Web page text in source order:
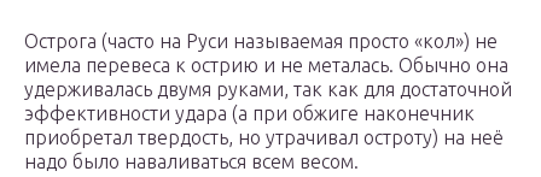
Острога (часто на Руси называемая просто «кол») не
имела перевеса к острию и не металась. Обычно она
удерживалась двумя руками, так как для достаточной
эффективности удара (а при обжиге наконечник
приобретал твердость, но утрачивал остроту) на неё
надо было наваливаться всем весом.